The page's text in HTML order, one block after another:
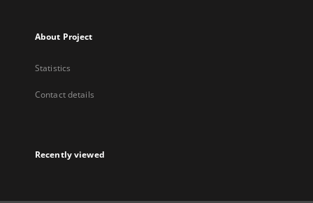
About Project
Statistics
Contact details
Recently viewed